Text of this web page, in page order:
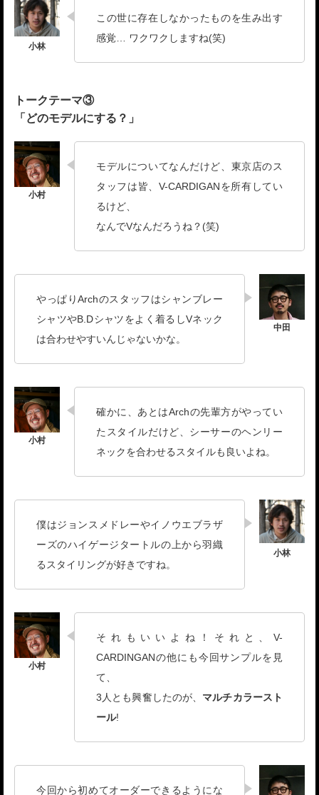
この世に存在しなかったものを生み出す
感覚… ワクワクしますね(笑)
トークテーマ③
「どのモデルにする？」
モデルについてなんだけど、東京店のス
タッフは皆、V-CARDIGANを所有してい
るけど、
なんでVなんだろうね？(笑)
やっぱりArchのスタッフはシャンブレー
シャツやB.Dシャツをよく着るしVネック
は合わせやすいんじゃないかな。
確かに、あとはArchの先輩方がやってい
たスタイルだけど、シーサーのヘンリー
ネックを合わせるスタイルも良いよね。
僕はジョンスメドレーやイノウエブラザ
ーズのハイゲージタートルの上から羽織
るスタイリングが好きですね。
それもいいよね！それと、V-
CARDINGANの他にも今回サンプルを見
て、
3人とも興奮したのが、 マルチカラースト
ール!
今回から初めてオーダーできるようにな